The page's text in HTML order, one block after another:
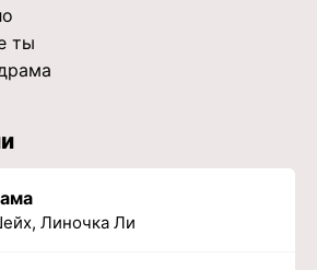
ты
Линочка Ли